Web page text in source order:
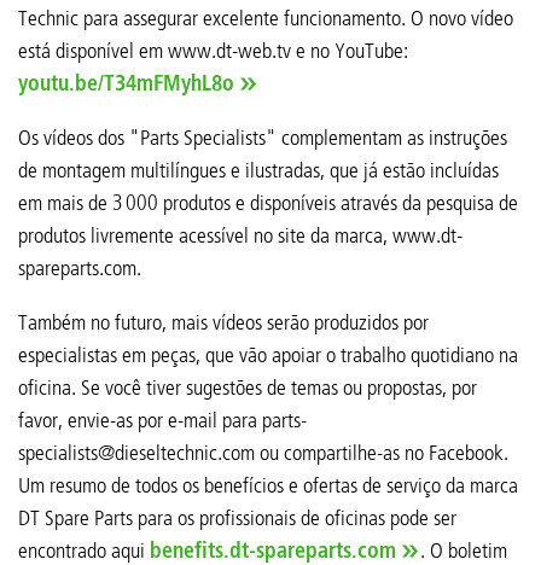
Technic para assegurar excelente funcionamento. O novo vídeo
está disponível em www.dt-web.tv e no YouTube:
youtu.be/T34mFMyhL8o
Os vídeos dos "Parts Specialists" complementam as instruções
de montagem multilíngues e ilustradas, que já estão incluídas
em mais de 3 000 produtos e disponíveis através da pesquisa de
produtos livremente acessível no site da marca, www.dt-
spareparts.com.
Também no futuro, mais vídeos serão produzidos por
especialistas em peças, que vão apoiar o trabalho quotidiano na
oficina. Se você tiver sugestões de temas ou propostas, por
favor, envie-as por e-mail para parts-
specialists@dieseltechnic.com ou compartilhe-as no Facebook.
Um resumo de todos os benefícios e ofertas de serviço da marca
DT Spare Parts para os profissionais de oficinas pode ser
encontrado aqui benefits.dt-spareparts.com
. O boletim